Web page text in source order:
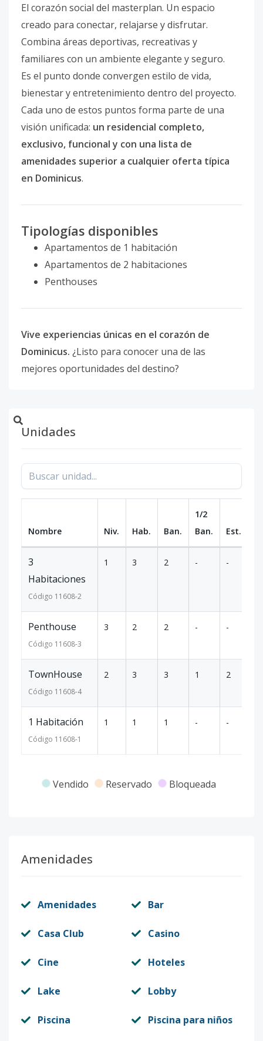
El corazón social del masterplan. Un espacio
creado para conectar, relajarse y disfrutar.
Combina áreas deportivas, recreativas y
familiares con un ambiente elegante y seguro.
Es el punto donde convergen estilo de vida,
bienestar y entretenimiento dentro del proyecto.
Cada uno de estos puntos forma parte de una
visión unificada: un residencial completo,
exclusivo, funcional y con una lista de
amenidades superior a cualquier oferta típica
en Dominicus.
Tipologías disponibles
Apartamentos de 1 habitación
Apartamentos de 2 habitaciones
Penthouses
Vive experiencias únicas en el corazón de
Dominicus. ¿Listo para conocer una de las
mejores oportunidades del destino?
Unidades
Nombre Niv. Hab. Ban.
1/2
Ban.
Est.
3
Habitaciones
Código 11608-2
1 3 2 - -
Penthouse
Código 11608-3
3 2 2 - -
TownHouse
Código 11608-4
2 3 3 1 2
1 Habitación
Código 11608-1
1 1 1 - -
Vendido Reservado Bloqueada
Amenidades
Amenidades Bar
Casa Club Casino
Cine Hoteles
Lake Lobby
Piscina Piscina para niños